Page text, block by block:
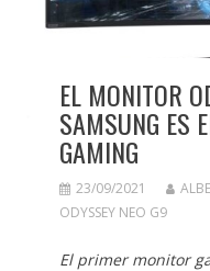
EL MONITOR
SAMSUNG ES
GAMING
23/09/2021
ODYSSEY NEO G9
El primer monitor